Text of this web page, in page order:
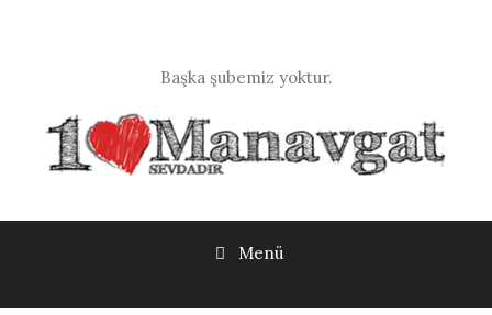
Başka şubemiz yoktur.
Menü